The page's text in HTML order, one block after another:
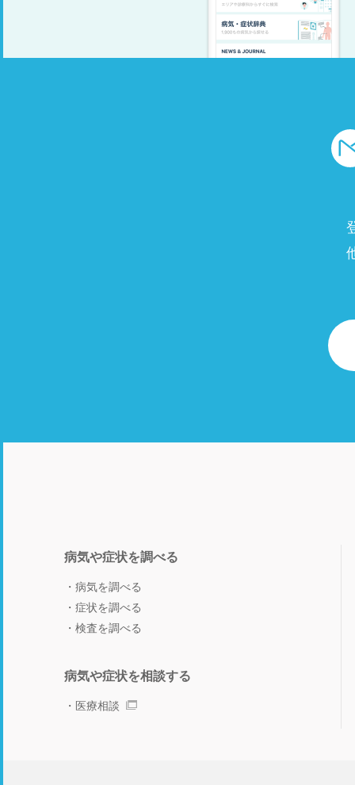
病気や症状を調べる
病気を調べる
症状を調べる
検査を調べる
病気や症状を相談する
医療相談